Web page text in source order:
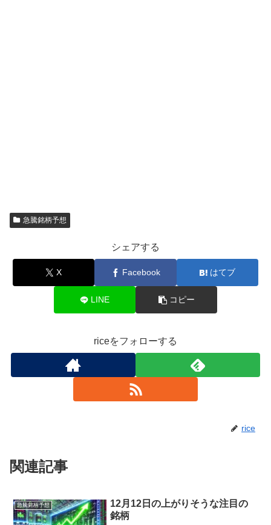
急騰銘柄予想
シェアする
X Facebook はてブ
LINE コピー
riceをフォローする
rice
関連記事
急騰銘柄予想
12月12日の上がりそうな注目の
銘柄